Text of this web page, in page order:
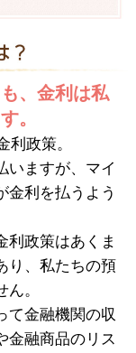
、金利は私
。
政策。
いますが、マイ
金利を払うよう
利政策はあくま
り、私たちの預
。
て金融機関の収
金融商品のリス